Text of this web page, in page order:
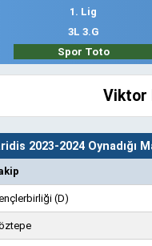
1. Lig
3L 3.G
Spor Toto
Viktor
2023-2024 Oynadığı
(D)